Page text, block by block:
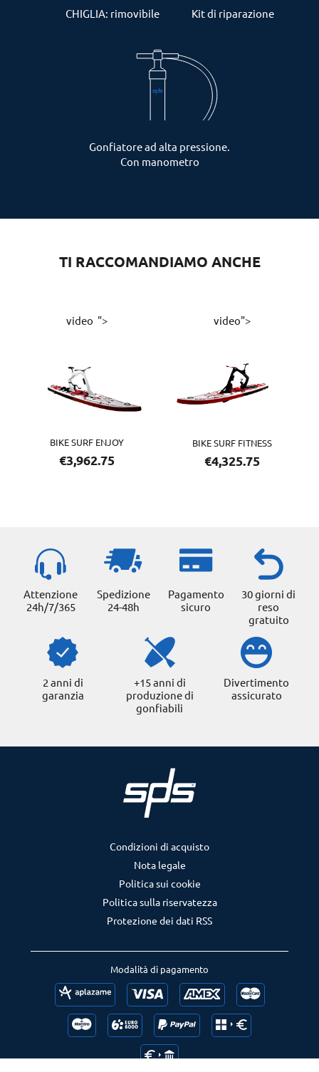
CHIGLIA: rimovibile Kit di riparazione
Gonfiatore ad alta pressione.
Con manometro
TI RACCOMANDIAMO ANCHE
video ">
BIKE SURF ENJOY
€3,962.75
video">
BIKE SURF FITNESS
€4,325.75
Attenzione
24h/7/365
Spedizione
24-48h
Pagamento
sicuro
30 giorni di
reso
gratuito
2 anni di
garanzia
+15 anni di
produzione di
gonfiabili
Divertimento
assicurato
Modalità di pagamento
Condizioni di acquisto
Nota legale
Politica sui cookie
Politica sulla riservatezza
Protezione dei dati RSS